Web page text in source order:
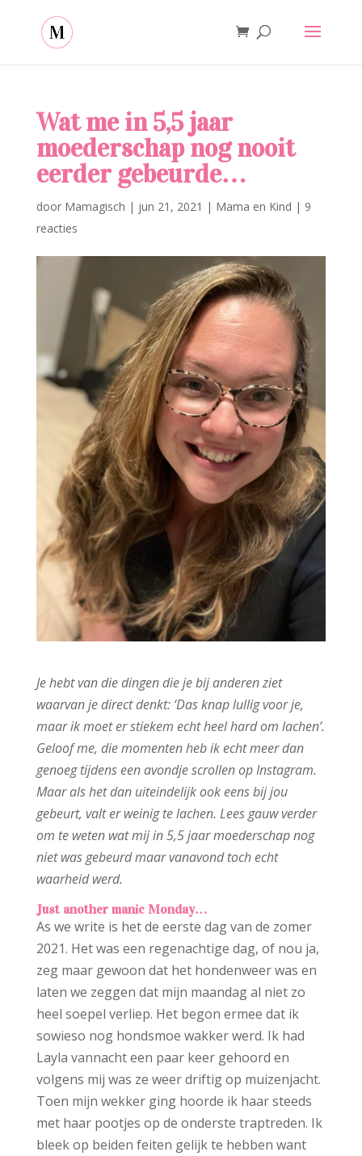
Wat me in 5,5 jaar
moederschap nog nooit
eerder gebeurde…
door Mamagisch | jun 21, 2021 | Mama en Kind | 9
reacties
Je hebt van die dingen die je bij anderen ziet
waarvan je direct denkt: ‘Das knap lullig voor je,
maar ik moet er stiekem echt heel hard om lachen’.
Geloof me, die momenten heb ik echt meer dan
genoeg tijdens een avondje scrollen op Instagram.
Maar als het dan uiteindelijk ook eens bij jou
gebeurt, valt er weinig te lachen. Lees gauw verder
om te weten wat mij in 5,5 jaar moederschap nog
niet was gebeurd maar vanavond toch echt
waarheid werd.
Just another manic Monday…
As we write is het de eerste dag van de zomer
2021. Het was een regenachtige dag, of nou ja,
zeg maar gewoon dat het hondenweer was en
laten we zeggen dat mijn maandag al niet zo
heel soepel verliep. Het begon ermee dat ik
sowieso nog hondsmoe wakker werd. Ik had
Layla vannacht een paar keer gehoord en
volgens mij was ze weer driftig op muizenjacht.
Toen mijn wekker ging hoorde ik haar steeds
met haar pootjes op de onderste traptreden. Ik
bleek op beiden feiten gelijk te hebben want